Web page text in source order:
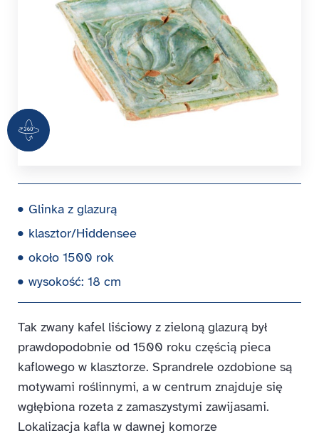
360 Grad Ansicht
Glinka z glazurą
klasztor/Hiddensee
około 1500 rok
wysokość: 18 cm
Tak zwany kafel liściowy z zieloną glazurą był
prawdopodobnie od 1500 roku częścią pieca
kaflowego w klasztorze. Sprandrele ozdobione są
motywami roślinnymi, a w centrum znajduje się
wgłębiona rozeta z zamaszystymi zawijasami.
Lokalizacja kafla w dawnej komorze